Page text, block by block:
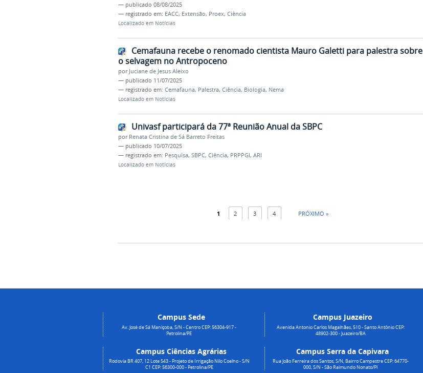
— publicado 08/08/2025
— registrado em: EACC, Extensão, Proex, Ciência
Localizado em Notícias
Cemafauna recebe o renomado cientista Mauro Galetti para palestra sobre
o selvagem no Antropoceno
por Juciane de Jesus Aleixo
— publicado 11/07/2025
— registrado em: Cemafauna, Palestra, Ciência, Biologia, Nema
Localizado em Notícias
Univasf participará da 77ª Reunião Anual da SBPC
por Renata Cristina de Sá Barreto Freitas
— publicado 10/07/2025
— registrado em: Pesquisa, SBPC, Ciência, PRPPGI, ARI
Localizado em Notícias
1 2 3 4 PRÓXIMO »
Campus Sede
Av. José de Sá Maniçoba, S/N - Centro CEP: 56304-917 -
Petrolina/PE
Campus Ciências Agrárias
Rodovia BR 407, 12 Lote 543 - Projeto de Irrigação Nilo Coelho - S/N
C1 CEP: 56300-000 - Petrolina/PE
Campus Juazeiro
Avenida Antonio Carlos Magalhães, 510 - Santo Antônio CEP:
48902-300 - Juazeiro/BA
Campus Serra da Capivara
Rua João Ferreira dos Santos, S/N, Bairro Campestre CEP: 64770-
000, S/N - São Raimundo Nonato/PI